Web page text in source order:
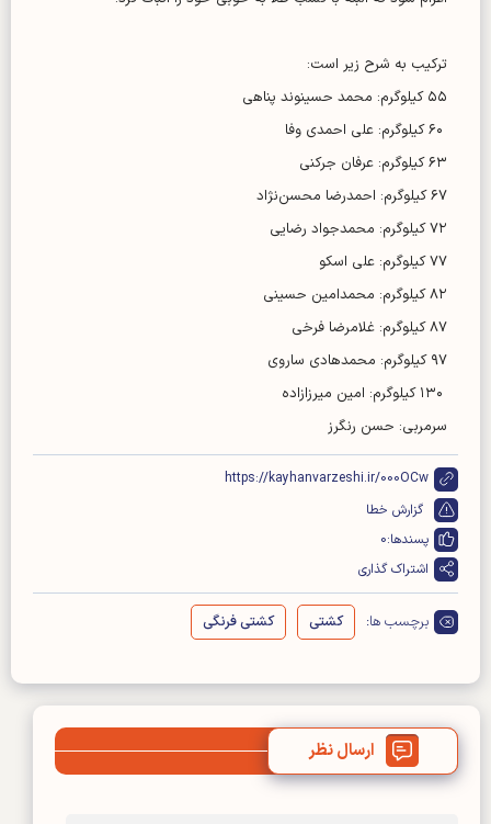
ترکیب به شرح زیر است:
۵۵ کیلوگرم: محمد حسینوند پناهی
۶۳ کیلوگرم: عرفان جرکنی
۶۷ کیلوگرم: احمدرضا محسن‌نژاد
۷۲ کیلوگرم: محمدجواد رضایی
۷۷ کیلوگرم: علی اسکو
۸۲ کیلوگرم: محمدامین حسینی
۸۷ کیلوگرم: غلامرضا فرخی
۹۷ کیلوگرم: محمدهادی ساروی
سرمربی: حسن رنگرز
https://kayhanvarzeshi.ir/000OCw
گزارش خطا
پسندها:0
اشتراک گذاری
برچسب ها: کشتی کشتی فرنگی
ارسال نظر